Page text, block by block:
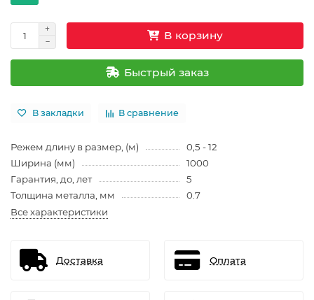
В корзину
Быстрый заказ
В закладки В сравнение
Режем длину в размер, (м)
0,5 - 12
Ширина (мм)
1000
Гарантия, до, лет
5
Толщина металла, мм
0.7
Все характеристики
Доставка Оплата